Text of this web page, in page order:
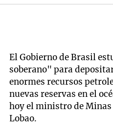
El Gobierno de Brasil
soberano" para
enormes recursos
nuevas reservas en el
hoy el ministro de
Lobao.